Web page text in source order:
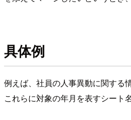
具体例
例えば、社員の人事異動に関する
これらに対象の年月を表すシート